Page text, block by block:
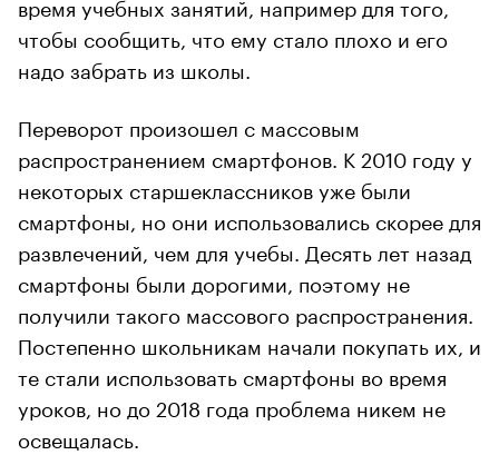
чтобы сообщить, что ему стало плохо и его
надо забрать из школы.
Переворот произошел с массовым
распространением смартфонов. К 2010 году у
некоторых старшеклассников уже были
смартфоны, но они использовались скорее для
развлечений, чем для учебы. Десять лет назад
смартфоны были дорогими, поэтому не
получили такого массового распространения.
Постепенно школьникам начали покупать их, и
те стали использовать смартфоны во время
уроков, но до 2018 года проблема никем не
освещалась.